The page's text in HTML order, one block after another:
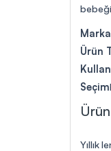
bebeği
Marka
Ürün
Seçim
Yıllık